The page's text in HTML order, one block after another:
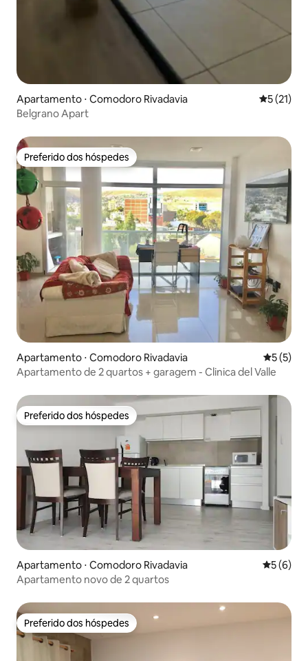
Apartamento ⋅ Comodoro Rivadavia 5 de uma
5 (21)
Belgrano Apart
Preferido dos hóspedes
Preferido dos hóspedes
Apartamento ⋅ Comodoro Rivadavia 5 de
5 (5)
Apartamento de 2 quartos + garagem - Clinica del Valle
Preferido dos hóspedes
Preferido dos hóspedes
Apartamento ⋅ Comodoro Rivadavia 5 de
5 (6)
Apartamento novo de 2 quartos
Preferido dos hóspedes
Preferido dos hóspedes